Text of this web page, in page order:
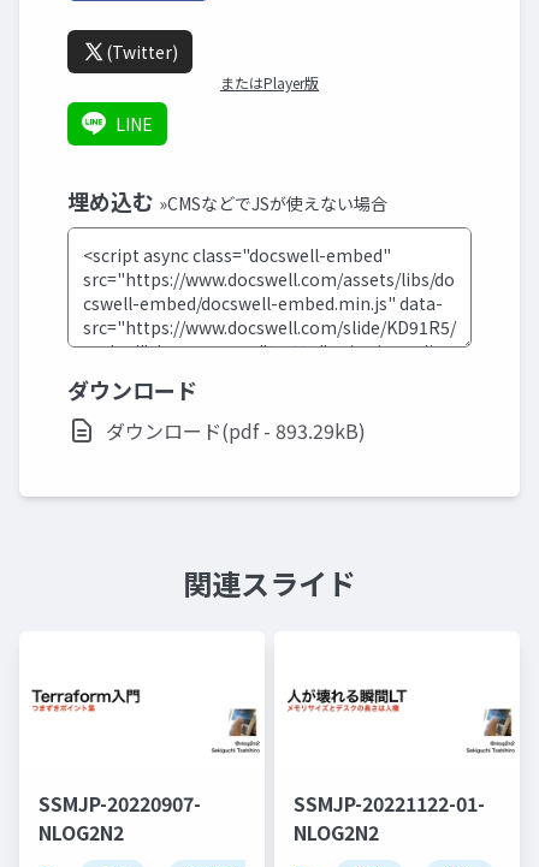
(Twitter)
またはPlayer版
LINE
埋め込む »CMSなどでJSが使えない場合
ダウンロード
ダウンロード(pdf - 893.29kB)
関連スライド
SSMJP-20220907-
NLOG2N2
SSMJP-20221122-01-
NLOG2N2